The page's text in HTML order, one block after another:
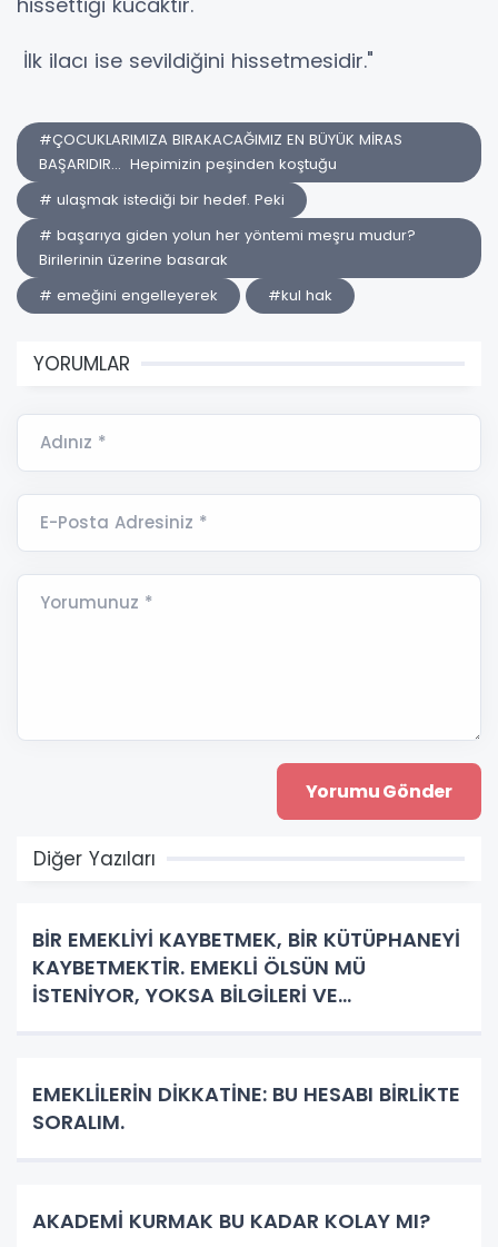
İlk ilacı ise sevildiğini hissetmesidir."
#ÇOCUKLARIMIZA BIRAKACAĞIMIZ EN BÜYÜK MİRAS
BAŞARIDIR... Hepimizin peşinden koştuğu
# ulaşmak istediği bir hedef. Peki
# başarıya giden yolun her yöntemi meşru mudur?
Birilerinin üzerine basarak
# emeğini engelleyerek
#kul hak
YORUMLAR
Adınız *
E-Posta Adresiniz *
Yorumunuz *
Diğer Yazıları
BİR EMEKLİYİ KAYBETMEK, BİR KÜTÜPHANEYİ
KAYBETMEKTİR. EMEKLİ ÖLSÜN MÜ
İSTENİYOR, YOKSA BİLGİLERİ VE
EMEKLİLERİN DİKKATİNE: BU HESABI BİRLİKTE
SORALIM.
AKADEMİ KURMAK BU KADAR KOLAY MI?